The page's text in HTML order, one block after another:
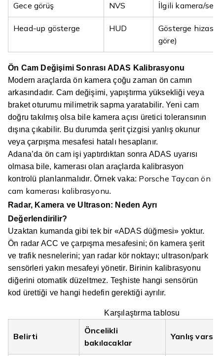
Gece görüş NVS İlgili kamera/
Head-up gösterge HUD
Gösterge hizası
göre)
Ön Cam Değişimi Sonrası ADAS Kalibrasyonu
Modern araçlarda ön kamera çoğu zaman ön camın
arkasındadır. Cam değişimi, yapıştırma yüksekliği veya
braket oturumu milimetrik sapma yaratabilir. Yeni cam
doğru takılmış olsa bile kamera açısı üretici toleransının
dışına çıkabilir. Bu durumda şerit çizgisi yanlış okunur
veya çarpışma mesafesi hatalı hesaplanır.
Adana’da ön cam işi yaptırdıktan sonra ADAS uyarısı
olmasa bile, kamerası olan araçlarda kalibrasyon
kontrolü planlanmalıdır. Örnek vaka: Porsche Taycan ön
cam kamerası kalibrasyonu.
Radar, Kamera ve Ultrason: Neden Ayrı
Değerlendirilir?
Uzaktan kumanda gibi tek bir «ADAS düğmesi» yoktur.
Ön radar ACC ve çarpışma mesafesini; ön kamera şerit
ve trafik nesnelerini; yan radar kör noktayı; ultrason/park
sensörleri yakın mesafeyi yönetir. Birinin kalibrasyonu
diğerini otomatik düzeltmez. Teşhiste hangi sensörün
kod ürettiği ve hangi hedefin gerektiği ayrılır.
Karşılaştırma tablosu
Belirti
Öncelikli
bakılacaklar
Yanlış